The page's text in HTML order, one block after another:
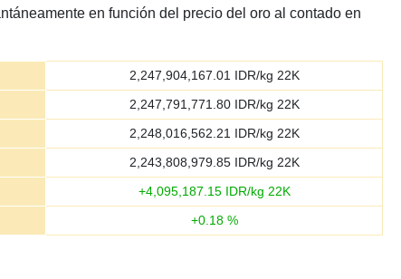
en función del precio del oro al contado en
2,247,904,167.01 IDR/kg 22K
2,247,791,771.80IDR/kg 22K
2,248,016,562.21 IDR/kg 22K
2,243,808,979.85IDR/kg 22K
+4,095,187.15IDR/kg 22K
+0.18%